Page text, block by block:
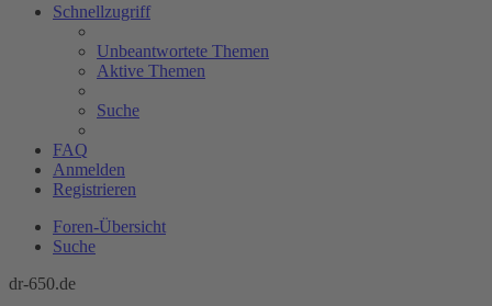
Schnellzugriff
Unbeantwortete Themen
Aktive Themen
Suche
FAQ
Anmelden
Registrieren
Foren-Übersicht
Suche
dr-650.de